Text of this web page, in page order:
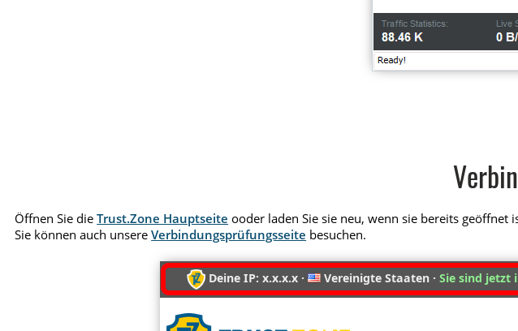
Öffnen Sie dieTrust.Zone Hauptseite ooder laden Sie sie neu, wenn sie bereits
Sie können auch unsereVerbindungsprüfungsseite besuchen.
Deine IP: x.x.x.x · Vereinigte Staaten · Sie sind jetzt